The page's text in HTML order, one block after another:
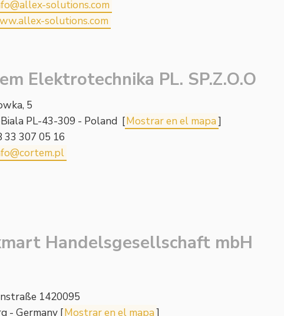
solutions.com
solutions.com
Elektrotechnika PL. SP.Z.O.O
5
PL-43-309 - Poland [Mostrar en el mapa ]
33 307 05 16
Handelsgesellschaft mbH
1420095
- Germany [Mostrar en el mapa ]